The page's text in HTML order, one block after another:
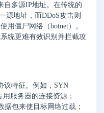
自多源IP地址。在传统的
源地址，而DDoS攻击则
用僵尸网络（botnet）。
统更难有效识别并拦截攻
议特征。例如，SYN
服务器的连接资源；
据包来使目标网络过载；